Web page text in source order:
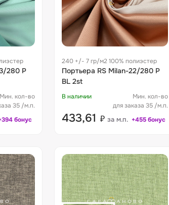
280 P
Мин. кол-во
35 /м.п.
бонус
240 +/- 7 гр/м2 100% полиэстер
Портьера RS Milan-22/280 P
BL 2st
В наличии
Мин. кол-во
для заказа 35 /м.п.
433,61 ₽ за м.п. +455 бонус